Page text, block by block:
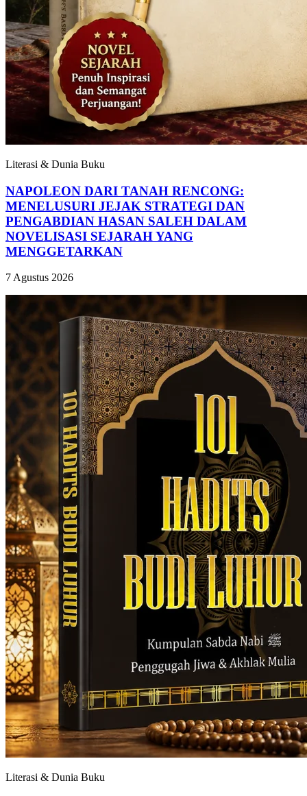
Literasi & Dunia Buku
NAPOLEON DARI TANAH RENCONG:
MENELUSURI JEJAK STRATEGI DAN
PENGABDIAN HASAN SALEH DALAM
NOVELISASI SEJARAH YANG
MENGGETARKAN
7 Agustus 2026
Literasi & Dunia Buku